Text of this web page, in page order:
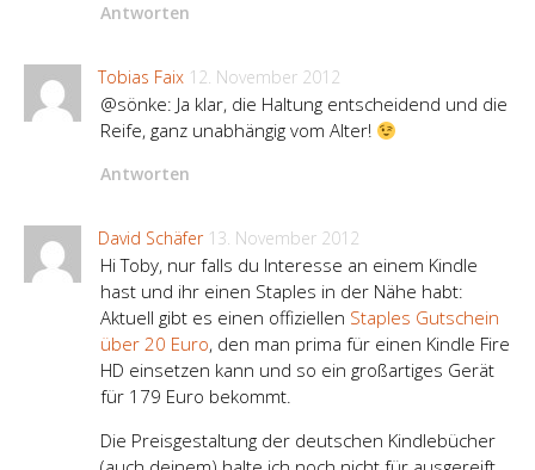
Antworten
Tobias Faix 12. November 2012
@sönke: Ja klar, die Haltung entscheidend und die
Reife, ganz unabhängig vom Alter!
Antworten
David Schäfer 13. November 2012
Hi Toby, nur falls du Interesse an einem Kindle
hast und ihr einen Staples in der Nähe habt:
Aktuell gibt es einen offiziellen Staples Gutschein
über 20 Euro, den man prima für einen Kindle Fire
HD einsetzen kann und so ein großartiges Gerät
für 179 Euro bekommt.
Die Preisgestaltung der deutschen Kindlebücher